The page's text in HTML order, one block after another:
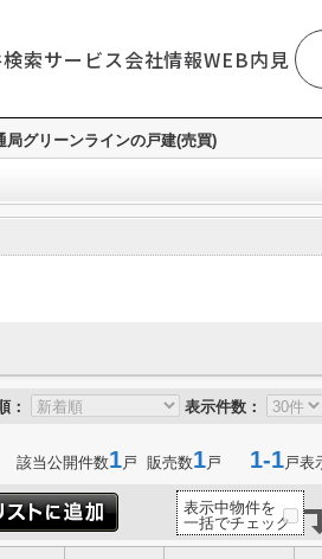
索サービス会社情報WEB内見
局グリーンラインの戸建(売買)
： 表示件数：
該当公開件数1戸 販売数1戸 1-1戸表
表示中物件を
一括でチェック